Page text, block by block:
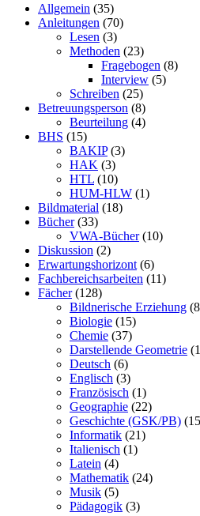
Allgemein (35)
Anleitungen (70)
Lesen (3)
Methoden (23)
Fragebogen (8)
Interview (5)
Schreiben (25)
Betreuungsperson (8)
Beurteilung (4)
BHS (15)
BAKIP(3)
HAK (3)
HTL (10)
HUM-HLW (1)
Bildmaterial (18)
Bücher(33)
VWA-Bücher(10)
Diskussion (2)
Erwartungshorizont (6)
Fachbereichsarbeiten (11)
Fächer(128)
Bildnerische Erziehung
Biologie (15)
Chemie (37)
Darstellende Geometrie
Deutsch (6)
Englisch (3)
Französisch (1)
Geographie (22)
Geschichte (GSK/PB)
Informatik (21)
Italienisch (1)
Latein (4)
Mathematik (24)
Musik (5)
Pädagogik (3)